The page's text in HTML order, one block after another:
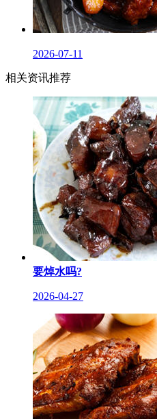
2026-07-11
相关资讯推荐
要焯水吗?
2026-04-27